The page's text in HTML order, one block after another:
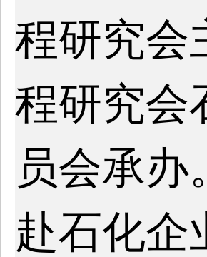
程研究会
程研究会
员会承
赴石化企